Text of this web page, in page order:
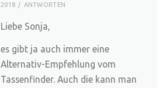
2018 ANTWORTEN
Liebe Sonja,
es gibt ja auch immer eine
Alternativ-Empfehlung vom
Tassenfinder. Auch die kann man